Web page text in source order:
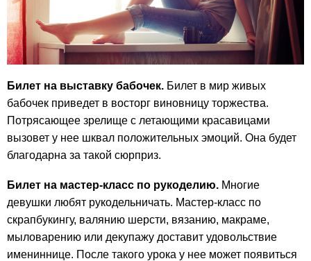
Билет на выставку бабочек. Билет в мир живых
бабочек приведет в восторг виновницу торжества.
Потрясающее зрелище с летающими красавицами
вызовет у нее шквал положительных эмоций. Она будет
благодарна за такой сюрприз.
Билет на мастер-класс по рукоделию. Многие
девушки любят рукодельничать. Мастер-класс по
скрапбукингу, валянию шерсти, вязанию, макраме,
мыловарению или декупажу доставит удовольствие
имениннице. После такого урока у нее может появиться